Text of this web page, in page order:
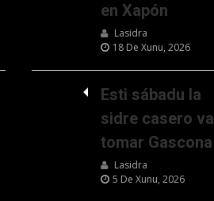
en Xapón
Lasidra
18 De Xunu, 2026
Esti sábadu la
sidre casero va
tomar Gascona
Lasidra
5 De Xunu, 2026